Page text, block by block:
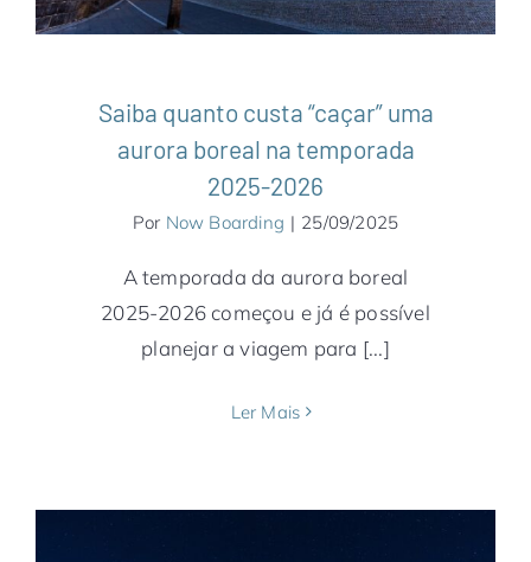
Saiba quanto custa “caçar” uma
aurora boreal na temporada
2025-2026
Por Now Boarding | 25/09/2025
A temporada da aurora boreal
2025-2026 começou e já é possível
planejar a viagem para [...]
Ler Mais